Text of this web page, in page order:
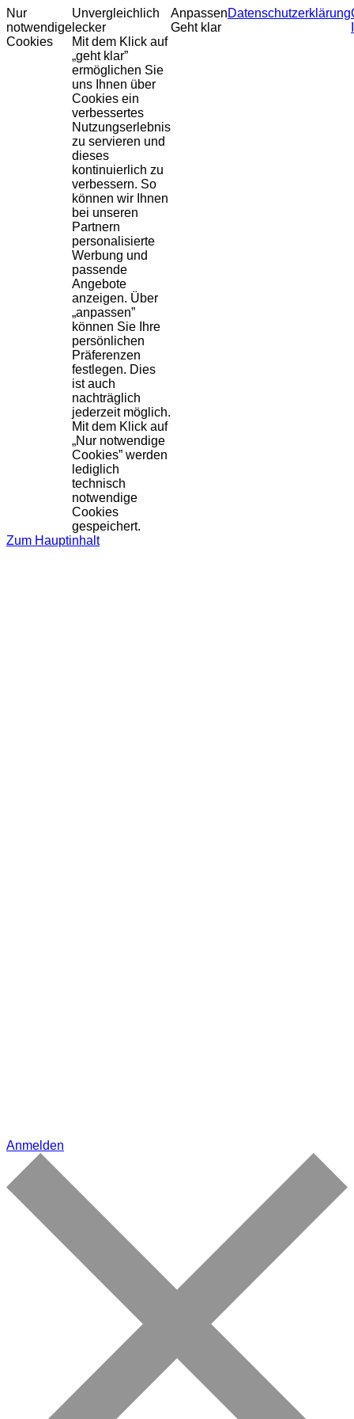
Nur
notwendige
Cookies
Unvergleichlich
lecker
Mit dem Klick auf
„geht klar”
ermöglichen Sie
uns Ihnen über
Cookies ein
verbessertes
Nutzungserlebnis
zu servieren und
dieses
kontinuierlich zu
verbessern. So
können wir Ihnen
bei unseren
Partnern
personalisierte
Werbung und
passende
Angebote
anzeigen. Über
„anpassen”
können Sie Ihre
persönlichen
Präferenzen
festlegen. Dies
ist auch
nachträglich
jederzeit möglich.
Mit dem Klick auf
„Nur notwendige
Cookies” werden
lediglich
technisch
notwendige
Cookies
gespeichert.
Anpassen
Geht klar
Datenschutzerklärung
Zum Hauptinhalt
Anmelden